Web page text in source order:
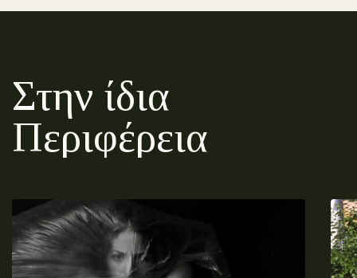
Στην ίδια
Περιφέρεια